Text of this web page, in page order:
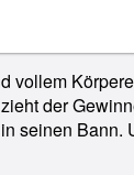
vollem
der
seinen Bann.